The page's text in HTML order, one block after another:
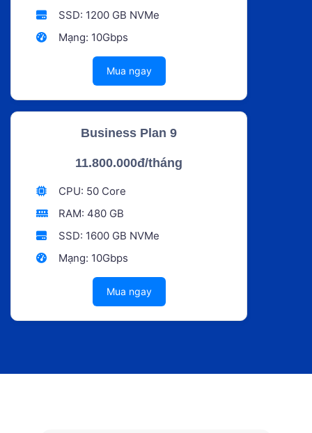
SSD: 1200 GB NVMe
Mạng: 10Gbps
Mua ngay
Business Plan 9
11.800.000đ/tháng
CPU: 50 Core
RAM: 480 GB
SSD: 1600 GB NVMe
Mạng: 10Gbps
Mua ngay